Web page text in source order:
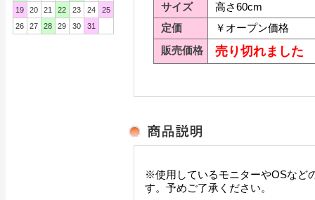
19
20 21 22 23 24
25
26
27 28 29 30 31
サイズ
高さ60cm
定価
￥オープン価格
販売価格
売り切れました
※使用しているモニターやOSなど
す。予めご了承ください。